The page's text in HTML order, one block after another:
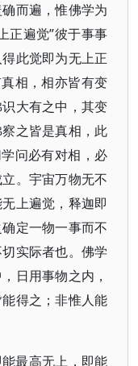
而遍，惟佛学为
正遍觉”彼于事事
此觉即为无上正
相，相亦皆有变
大有之中，其变
之皆是真相，此
问必有对相，必
。宇宙万物无不
上遍觉，释迦即
定一物一事而不
实际者也。佛学
日用事物之内，
得之；非惟人能
最高无上，即能